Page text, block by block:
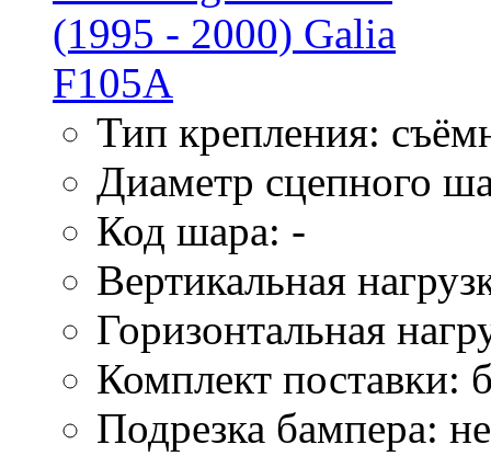
Тип крепления:
Диаметр сцепного
Код шара: -
Вертикальная
Горизонтальная
Комплект поставки:
Подрезка бампера: